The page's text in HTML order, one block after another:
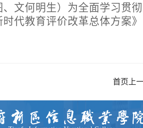
10月6日—7日在学术报告厅
培训讲座。学院党委书记景
、文何明生）为全面学习贯
时代教育评价改革总体方案
推进学校教育评价改革，7月
教务处、学工部、组织部、
书记对公文处理规范化问题
，学校党委高度重视，将全
一项重要政治任务来抓。会
首页 上